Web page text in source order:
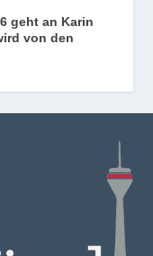
geht an Karin
von den